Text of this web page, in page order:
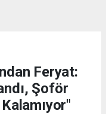
Feryat:
Şoför